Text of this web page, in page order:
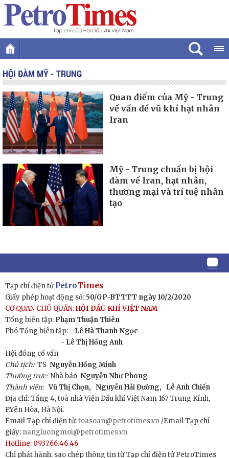
HỘI ĐÀM MỸ - TRUNG
Quan điểm của Mỹ - Trung
về vấn đề vũ khí hạt nhân
Iran
Mỹ - Trung chuẩn bị hội
đàm về Iran, hạt nhân,
thương mại và trí tuệ nhân
tạo
Tạp chí điện tửPetroTimes
Giấy phép hoạt động số: 50/GP-BTTTT ngày 10/2/2020
CƠ QUAN CHỦ QUẢN:HỘI DẦU KHÍ VIỆT NAM
Tổng biên tập: Phạm Thuận Thiên
Phó Tổng biên tập: - Lê Hà Thanh Ngọc
- Lê Thị Hồng Anh
Hội đồng cố vấn
Chủ tịch:TS Nguyễn Hồng Minh
Thường trực: Nhà báo Nguyễn Như Phong
Thành viên: Vũ Thị Chọn, Nguyễn Hải Đường,
Lê Anh Chiến
Địa chỉ: Tầng 4, toà nhà Viện Dầu khí Việt Nam 167 Trung Kính,
P.Yên Hòa, Hà Nội.
Email Tạp chí điện tử:toasoan@petrotimes.vn /Email Tạp chí
giấy: nangluongmoi@petrotimes.vn
Hotline: 0937.66.46.46
Chỉ phát hành, sao chép thông tin từ Tạp chí điện tử PetroTimes